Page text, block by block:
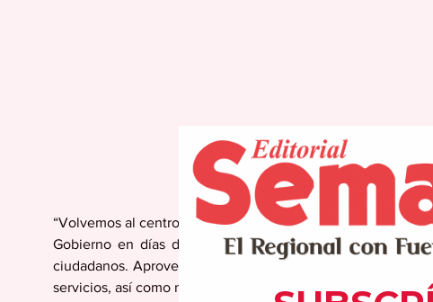
“Volvemos al centro comercial con nuestros servicios
Gobierno en días de semana y porque este es un lugar
ciudadanos. Aprovechamos el espacio de ocio y el
servicios, así como nuestros recursos artísticos”, explicó